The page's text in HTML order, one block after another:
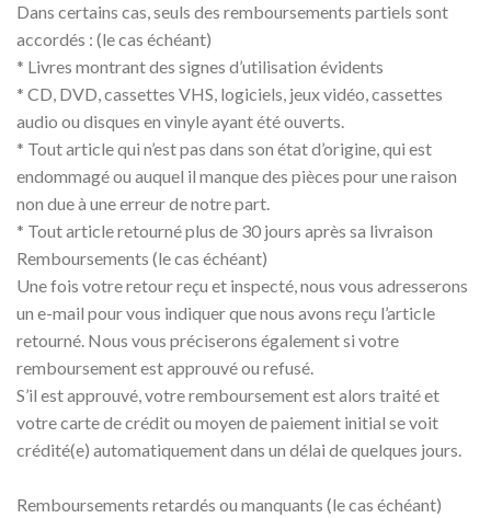
Dans certains cas, seuls des remboursements partiels sont
accordés : (le cas échéant)
* Livres montrant des signes d’utilisation évidents
* CD, DVD, cassettes VHS, logiciels, jeux vidéo, cassettes
audio ou disques en vinyle ayant été ouverts.
* Tout article qui n’est pas dans son état d’origine, qui est
endommagé ou auquel il manque des pièces pour une raison
non due à une erreur de notre part.
* Tout article retourné plus de 30 jours après sa livraison
Remboursements (le cas échéant)
Une fois votre retour reçu et inspecté, nous vous adresserons
un e-mail pour vous indiquer que nous avons reçu l’article
retourné. Nous vous préciserons également si votre
remboursement est approuvé ou refusé.
S’il est approuvé, votre remboursement est alors traité et
votre carte de crédit ou moyen de paiement initial se voit
crédité(e) automatiquement dans un délai de quelques jours.
Remboursements retardés ou manquants (le cas échéant)